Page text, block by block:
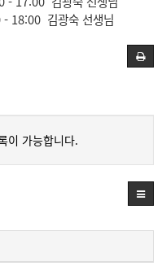
김광숙 선생님
이 가능합니다.